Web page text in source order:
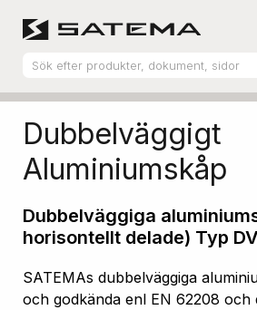
Produktsortiment
Dubbelväggigt
Aluminiumskåp
Dubbelväggiga
horisontellt delade) Typ
SATEMAs dubbelväggiga
och godkända enl EN 62208 och